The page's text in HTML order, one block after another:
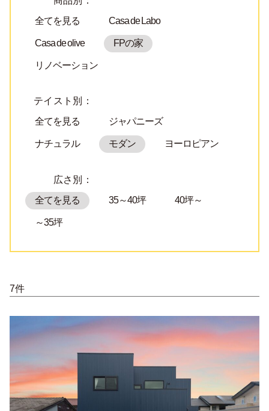
全てを見る
Casa de Labo
Casa de olive FPの家
リノベーション
テイスト別：
全てを見る
ジャパニーズ
ナチュラル モダン ヨーロピアン
広さ別：
全てを見る
35～40坪 40坪～
～35坪
7件